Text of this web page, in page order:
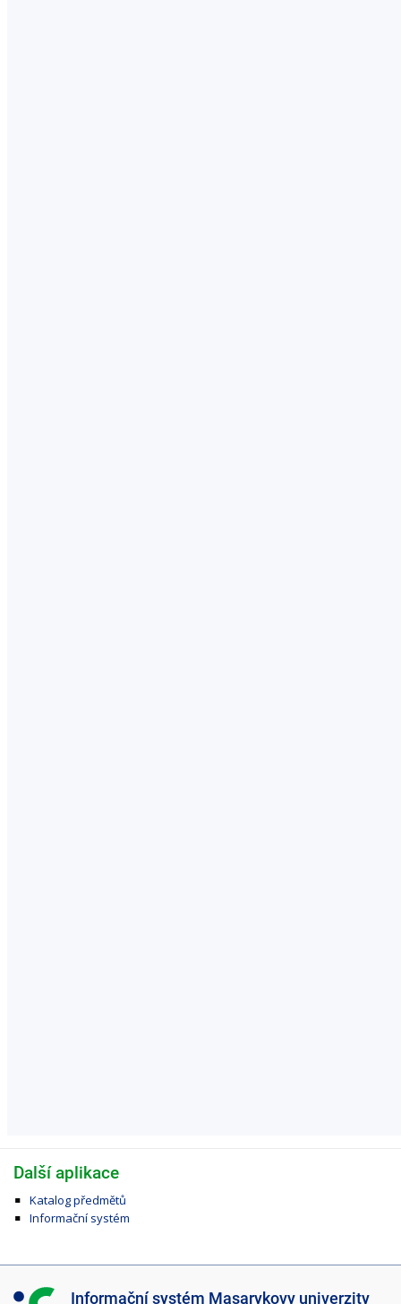
Další aplikace
Katalog předmětů
Informační systém
I Informační systém Masarykovy univerzity